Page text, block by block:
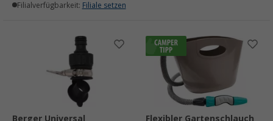
Filialverfügbarkeit: Filiale setzen
Berger Universal
Flexibler Gartenschlauch